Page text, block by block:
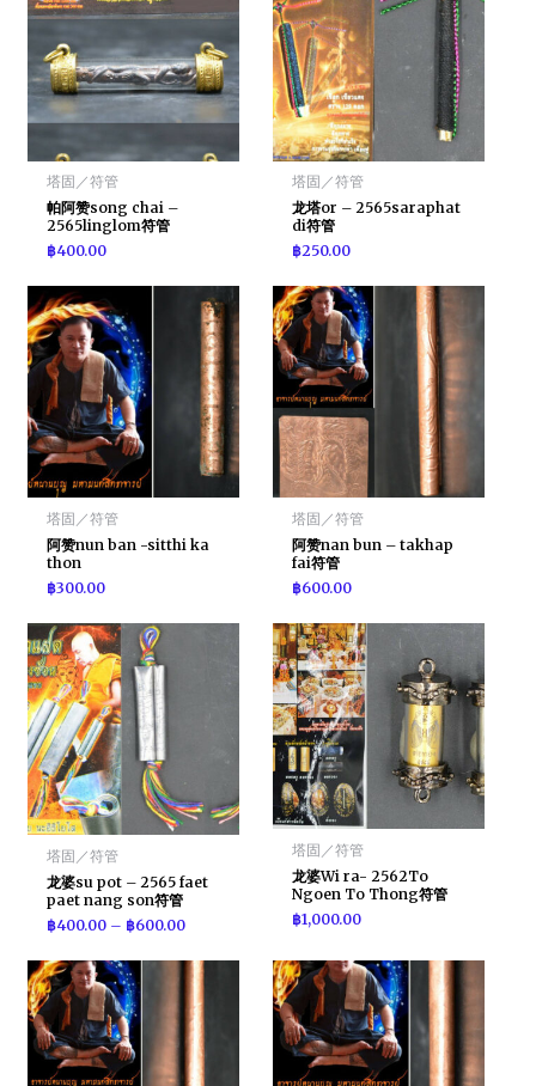
塔固／符管
帕阿赞song chai –
2565linglom符管
฿400.00
塔固／符管
龙塔or – 2565saraphat
di符管
฿250.00
塔固／符管
阿赞nun ban -sitthi ka
thon
฿300.00
塔固／符管
阿赞nan bun – takhap
fai符管
฿600.00
塔固／符管
龙婆su pot – 2565 faet
paet nang son符管
฿400.00 – ฿600.00
塔固／符管
龙婆Wi ra- 2562To
Ngoen To Thong符管
฿1,000.00